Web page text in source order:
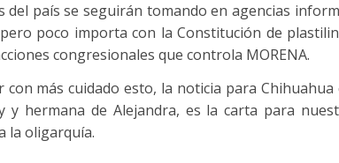
del país se seguirán tomando en agencias
poco importa con la Constitución de
congresionales que controla MORENA.
con más cuidado esto, la noticia para Chihuahua
y hermana de Alejandra, es la carta para
la oligarquía.